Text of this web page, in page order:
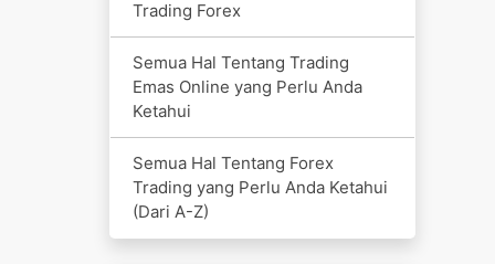
Trading Forex
Semua Hal Tentang Trading
Emas Online yang Perlu Anda
Ketahui
Semua Hal Tentang Forex
Trading yang Perlu Anda Ketahui
(Dari A-Z)